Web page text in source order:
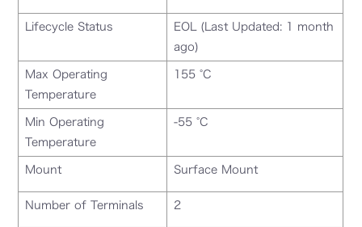
Lifecycle Status
EOL (Last Updated: 1 month
ago)
Max Operating
Temperature
155 °C
Min Operating
Temperature
-55 °C
Mount Surface Mount
Number of Terminals 2